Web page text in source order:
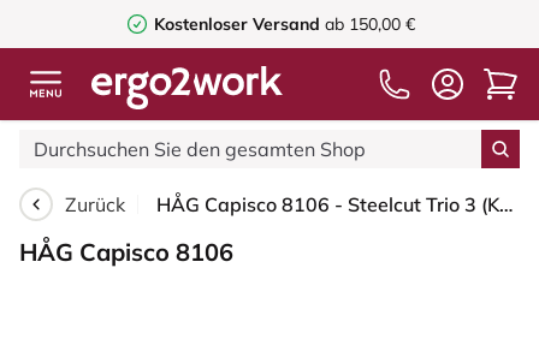
Kostenloser Versand ab 150,00 €
Zurück HÅG Capisco 8106 - Steelcut Trio 3 (Kvadrat) - Wolle / Polyamid - STT796 - Blue - Blush Rose - 265 mm (Sitzhöhe 53-79cm) - Harte Rollen für weiche Böden
HÅG Capisco 8106